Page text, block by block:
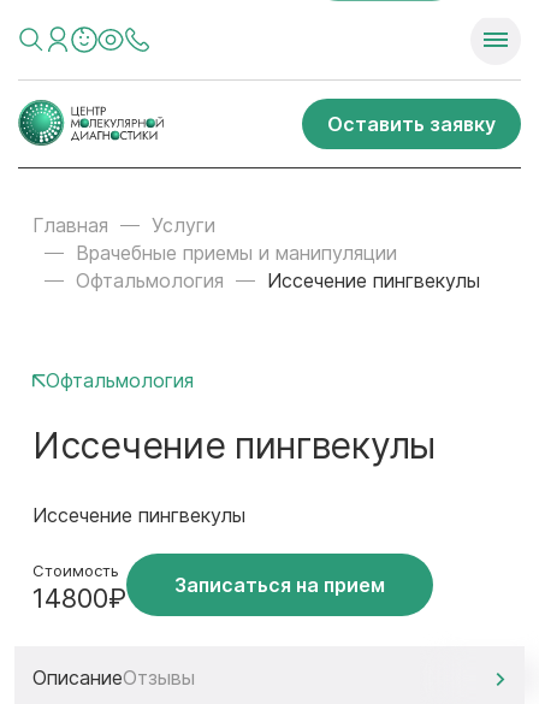
Оставить заявку
Главная
Услуги
Врачебные приемы и манипуляции
Офтальмология
Иссечение пингвекулы
Офтальмология
Иссечение пингвекулы
Иссечение пингвекулы
Стоимость
14800₽ Записаться на прием
ОписаниеОтзывы